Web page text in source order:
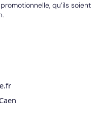
qu’ils soient